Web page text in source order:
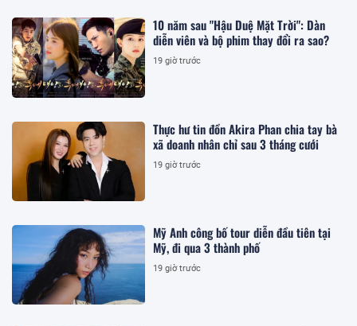
10 năm sau "Hậu Duệ Mặt Trời": Dàn
diễn viên và bộ phim thay đổi ra sao?
19 giờ trước
Thực hư tin đồn Akira Phan chia tay bà
xã doanh nhân chỉ sau 3 tháng cưới
19 giờ trước
Mỹ Anh công bố tour diễn đầu tiên tại
Mỹ, đi qua 3 thành phố
19 giờ trước